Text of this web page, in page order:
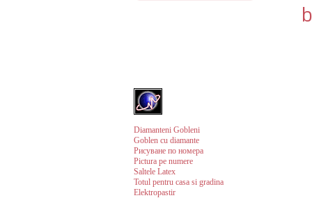
Diamanteni Gobleni
Goblen cu diamante
Рисуване по номера
Pictura pe numere
Saltele Latex
Totul pentru casa si gradina
Elektropastir